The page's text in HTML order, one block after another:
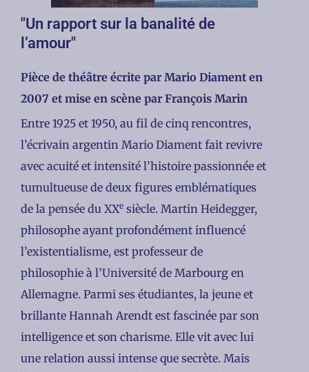
"Un rapport sur la banalité de
l’amour"
Pièce de théâtre écrite par Mario Diament en
2007 et mise en scène par François Marin
Entre 1925 et 1950, au fil de cinq rencontres,
l’écrivain argentin Mario Diament fait revivre
avec acuité et intensité l’histoire passionnée et
tumultueuse de deux figures emblématiques
de la pensée du XXe siècle. Martin Heidegger,
philosophe ayant profondément influencé
l’existentialisme, est professeur de
philosophie à l’Université de Marbourg en
Allemagne. Parmi ses étudiantes, la jeune et
brillante Hannah Arendt est fascinée par son
intelligence et son charisme. Elle vit avec lui
une relation aussi intense que secrète. Mais